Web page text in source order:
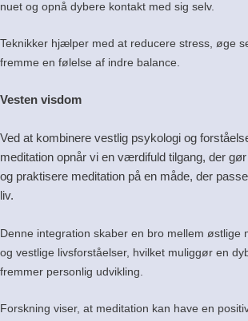
nuet og opnå dybere kontakt med sig selv.
Teknikker hjælper med at reducere stress, øge
fremme en følelse af indre balance.
Vesten visdom
Ved at kombinere vestlig psykologi og
meditation opnår vi en værdifuld tilgang, der
og praktisere meditation på en måde, der
liv.
Denne integration skaber en bro mellem østlige
og vestlige livsforståelser, hvilket muliggør en
fremmer personlig udvikling.
Forskning viser, at meditation kan have en